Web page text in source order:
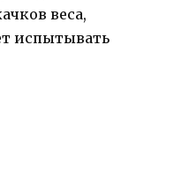
веса,
испытывать